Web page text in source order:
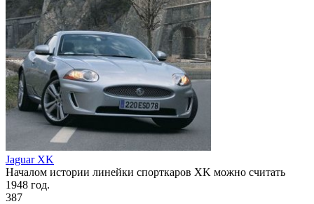
Jaguar XK
Началом истории линейки спорткаров XK можно считать
1948 год.
387